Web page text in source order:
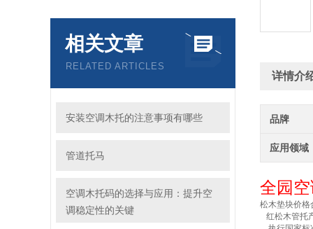
相关文章
RELATED ARTICLES
安装空调木托的注意事项有哪些
管道托马
空调木托码的选择与应用：提升空
调稳定性的关键
详情介
品牌
应用领域
全园
松木垫块价格
红松木管托